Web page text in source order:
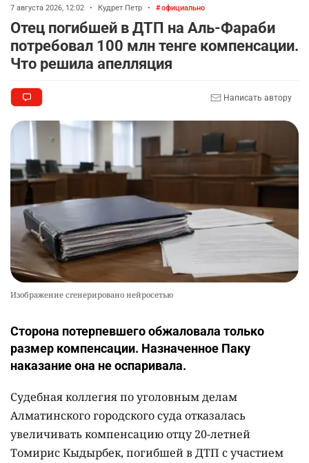
7 августа 2026, 12:02 • Кудрет Петр • официально
Отец погибшей в ДТП на Аль-Фараби
потребовал 100 млн тенге компенсации.
Что решила апелляция
Написать автору
Изображение сгенерировано нейросетью
Сторона потерпевшего обжаловала только
размер компенсации. Назначенное Паку
наказание она не оспаривала.
Судебная коллегия по уголовным делам
Алматинского городского суда отказалась
увеличивать компенсацию отцу 20-летней
Томирис Кыдырбек, погибшей в ДТП с участием